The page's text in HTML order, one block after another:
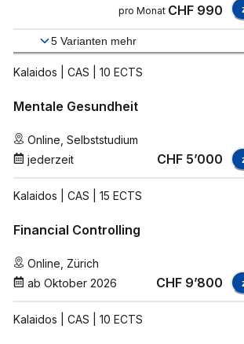
pro Monat CHF 990
5 Varianten mehr
Kalaidos | CAS | 10 ECTS
Mentale Gesundheit
Online Selbststudium
jederzeit
CHF 5’000
Kalaidos | CAS | 15 ECTS
Financial Controlling
Online Zürich
ab Oktober 2026 CHF 9’800
Kalaidos | CAS | 10 ECTS